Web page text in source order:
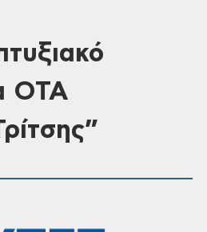
ΟΤΑ